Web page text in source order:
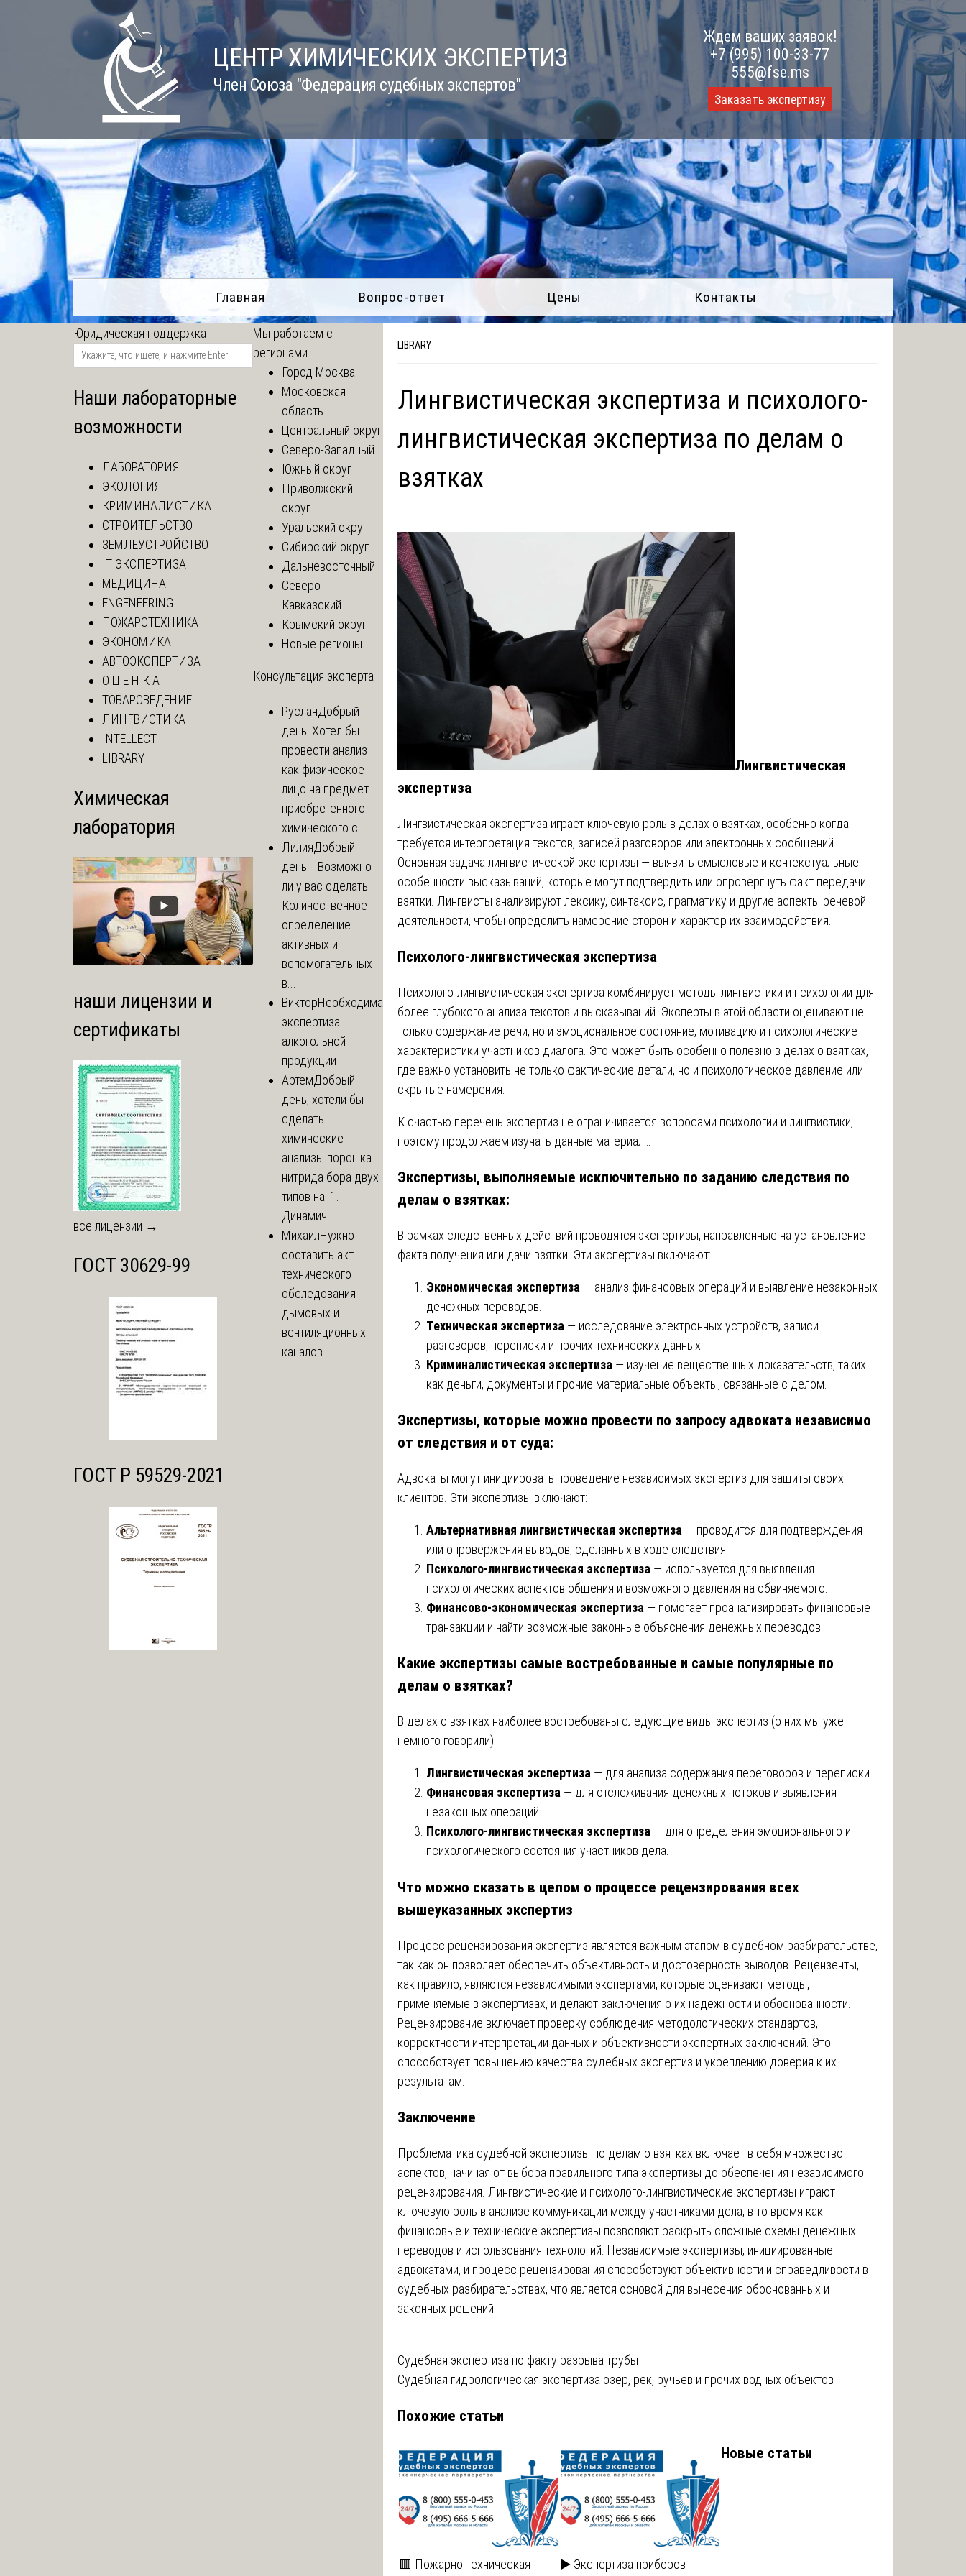
ЦЕНТР ХИМИЧЕСКИХ ЭКСПЕРТИЗ
Член Союза "Федерация судебных экспертов"
Ждем ваших заявок!
+7 (995) 100-33-77
555@fse.ms
Заказать экспертизу
Главная Вопрос-ответ Цены Контакты
LIBRARY
Лингвистическая экспертиза и психолого-
лингвистическая экспертиза по делам о
взятках
Лингвистическая
экспертиза
Лингвистическая экспертиза играет ключевую роль в делах о взятках, особенно когда
требуется интерпретация текстов, записей разговоров или электронных сообщений.
Основная задача лингвистической экспертизы — выявить смысловые и контекстуальные
особенности высказываний, которые могут подтвердить или опровергнуть факт передачи
взятки. Лингвисты анализируют лексику, синтаксис, прагматику и другие аспекты речевой
деятельности, чтобы определить намерение сторон и характер их взаимодействия.
Психолого-лингвистическая экспертиза
Психолого-лингвистическая экспертиза комбинирует методы лингвистики и психологии для
более глубокого анализа текстов и высказываний. Эксперты в этой области оценивают не
только содержание речи, но и эмоциональное состояние, мотивацию и психологические
характеристики участников диалога. Это может быть особенно полезно в делах о взятках,
где важно установить не только фактические детали, но и психологическое давление или
скрытые намерения.
К счастью перечень экспертиз не ограничивается вопросами психологии и лингвистики,
поэтому продолжаем изучать данные материал…
Экспертизы, выполняемые исключительно по заданию следствия по
делам о взятках:
В рамках следственных действий проводятся экспертизы, направленные на установление
факта получения или дачи взятки. Эти экспертизы включают:
Экономическая экспертиза — анализ финансовых операций и выявление незаконных
денежных переводов.
Техническая экспертиза — исследование электронных устройств, записи
разговоров, переписки и прочих технических данных.
Криминалистическая экспертиза — изучение вещественных доказательств, таких
как деньги, документы и прочие материальные объекты, связанные с делом.
Экспертизы, которые можно провести по запросу адвоката независимо
от следствия и от суда:
Адвокаты могут инициировать проведение независимых экспертиз для защиты своих
клиентов. Эти экспертизы включают:
Альтернативная лингвистическая экспертиза — проводится для подтверждения
или опровержения выводов, сделанных в ходе следствия.
Психолого-лингвистическая экспертиза — используется для выявления
психологических аспектов общения и возможного давления на обвиняемого.
Финансово-экономическая экспертиза — помогает проанализировать финансовые
транзакции и найти возможные законные объяснения денежных переводов.
Какие экспертизы самые востребованные и самые популярные по
делам о взятках?
В делах о взятках наиболее востребованы следующие виды экспертиз (о них мы уже
немного говорили):
Лингвистическая экспертиза — для анализа содержания переговоров и переписки.
Финансовая экспертиза — для отслеживания денежных потоков и выявления
незаконных операций.
Психолого-лингвистическая экспертиза — для определения эмоционального и
психологического состояния участников дела.
Что можно сказать в целом о процессе рецензирования всех
вышеуказанных экспертиз
Процесс рецензирования экспертиз является важным этапом в судебном разбирательстве,
так как он позволяет обеспечить объективность и достоверность выводов. Рецензенты,
как правило, являются независимыми экспертами, которые оценивают методы,
применяемые в экспертизах, и делают заключения о их надежности и обоснованности.
Рецензирование включает проверку соблюдения методологических стандартов,
корректности интерпретации данных и объективности экспертных заключений. Это
способствует повышению качества судебных экспертиз и укреплению доверия к их
результатам.
Заключение
Проблематика судебной экспертизы по делам о взятках включает в себя множество
аспектов, начиная от выбора правильного типа экспертизы до обеспечения независимого
рецензирования. Лингвистические и психолого-лингвистические экспертизы играют
ключевую роль в анализе коммуникации между участниками дела, в то время как
финансовые и технические экспертизы позволяют раскрыть сложные схемы денежных
переводов и использования технологий. Независимые экспертизы, инициированные
адвокатами, и процесс рецензирования способствуют объективности и справедливости в
судебных разбирательствах, что является основой для вынесения обоснованных и
законных решений.
Навигация
по
записям
Судебная экспертиза по факту разрыва трубы
Судебная гидрологическая экспертиза озер, рек, ручьёв и прочих водных объектов
Похожие статьи
🟥 Пожарно-техническая
▶️ Экспертиза приборов
Новые статьи
Юридическая поддержка
Наши лабораторные
возможности
ЛАБОРАТОРИЯ
ЭКОЛОГИЯ
КРИМИНАЛИСТИКА
СТРОИТЕЛЬСТВО
ЗЕМЛЕУСТРОЙСТВО
IT ЭКСПЕРТИЗА
МЕДИЦИНА
ENGENEERING
ПОЖАРОТЕХНИКА
ЭКОНОМИКА
АВТОЭКСПЕРТИЗА
О Ц Е Н К А
ТОВАРОВЕДЕНИЕ
ЛИНГВИСТИКА
INTELLECT
LIBRARY
Химическая
лаборатория
наши лицензии и
сертификаты
все лицензии →
ГОСТ 30629-99
ГОСТ Р 59529-2021
Мы работаем с
регионами
Город Москва
Московская
область
Центральный округ
Северо-Западный
Южный округ
Приволжский
округ
Уральский округ
Сибирский округ
Дальневосточный
Северо-
Кавказский
Крымский округ
Новые регионы
Консультация эксперта
РусланДобрый
день! Хотел бы
провести анализ
как физическое
лицо на предмет
приобретенного
химического с...
ЛилияДобрый
день! Возможно
ли у вас сделать:
Количественное
определение
активных и
вспомогательных
в...
ВикторНеобходима
экспертиза
алкогольной
продукции
АртемДобрый
день, хотели бы
сделать
химические
анализы порошка
нитрида бора двух
типов на: 1.
Динамич...
МихаилНужно
составить акт
технического
обследования
дымовых и
вентиляционных
каналов.